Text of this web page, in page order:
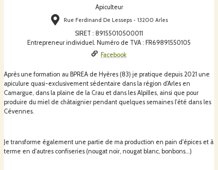
Apiculteur
Rue Ferdinand De Lesseps - 13200 Arles
SIRET : 89155010500011
Entrepreneur individuel. Numéro de TVA : FR69891550105
Facebook
Après une formation au BPREA de Hyères (83) je pratique depuis 2021 une
apiculure quasi-exclusivement sédentaire dans la région d'Arles en
Camargue, dans la plaine de la Crau et dans les Alpilles, ainsi que pour
produire du miel de châtaignier pendant quelques semaines l'été dans les
Cévennes.
Je transforme également une partie de ma production en pain d'épices et à
terme en d'autres confiseries (nougat noir, nougat blanc, bonbons...)